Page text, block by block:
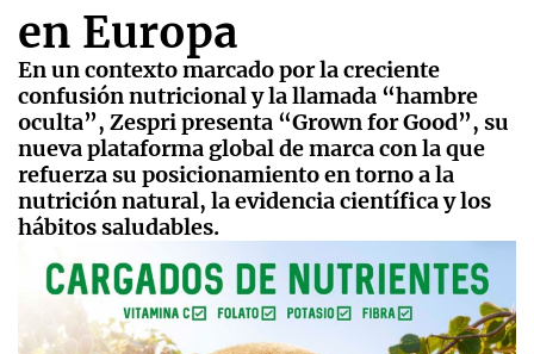
en Europa
En un contexto marcado por la creciente
confusión nutricional y la llamada “hambre
oculta”, Zespri presenta “Grown for Good”, su
nueva plataforma global de marca con la que
refuerza su posicionamiento en torno a la
nutrición natural, la evidencia científica y los
hábitos saludables.